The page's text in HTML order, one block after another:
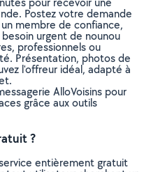
Postez votre demande
membre de confiance,
urgent de nounou
professionnels ou
Présentation, photos de
l'offreur idéal, adapté à
AlloVoisins pour
grâce aux outils
?
entièrement gratuit